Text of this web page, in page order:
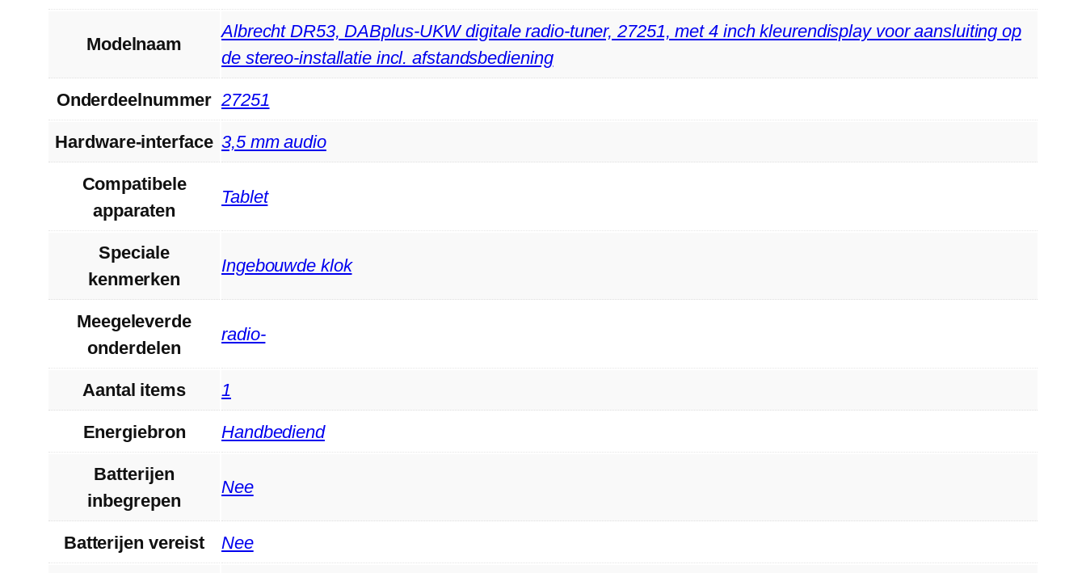
Modelnaam
‎Albrecht DR53, DABplus-UKW digitale radio-tuner, 27251, met 4 inch kleurendisplay voor aansluiting op
de stereo-installatie incl. afstandsbediening
Onderdeelnummer ‎27251
Hardware-interface ‎3,5 mm audio
Compatibele
apparaten
‎Tablet
Speciale
kenmerken
‎Ingebouwde klok
Meegeleverde
onderdelen
‎radio-
Aantal items ‎1
Energiebron ‎Handbediend
Batterijen
inbegrepen
‎Nee
Batterijen vereist ‎Nee